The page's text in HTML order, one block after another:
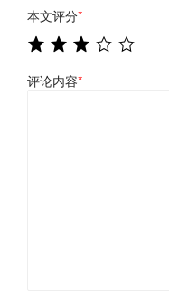
本文评分*
评论内容*